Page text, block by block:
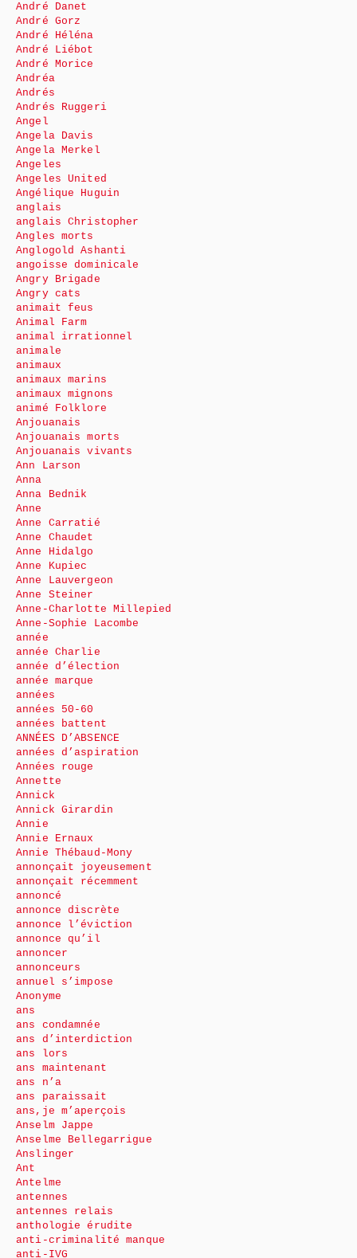
André Danet
André Gorz
André Héléna
André Liébot
André Morice
Andréa
Andrés
Andrés Ruggeri
Angel
Angela Davis
Angela Merkel
Angeles
Angeles United
Angélique Huguin
anglais
anglais Christopher
Angles morts
Anglogold Ashanti
angoisse dominicale
Angry Brigade
Angry cats
animait feus
Animal Farm
animal irrationnel
animale
animaux
animaux marins
animaux mignons
animé Folklore
Anjouanais
Anjouanais morts
Anjouanais vivants
Ann Larson
Anna
Anna Bednik
Anne
Anne Carratié
Anne Chaudet
Anne Hidalgo
Anne Kupiec
Anne Lauvergeon
Anne Steiner
Anne-Charlotte Millepied
Anne-Sophie Lacombe
année
année Charlie
année d’élection
année marque
années
années 50-60
années battent
ANNÉES D’ABSENCE
années d’aspiration
Années rouge
Annette
Annick
Annick Girardin
Annie
Annie Ernaux
Annie Thébaud-Mony
annonçait joyeusement
annonçait récemment
annoncé
annonce discrète
annonce l’éviction
annonce qu’il
annoncer
annonceurs
annuel s’impose
Anonyme
ans
ans condamnée
ans d’interdiction
ans lors
ans maintenant
ans n’a
ans paraissait
ans,je m’aperçois
Anselm Jappe
Anselme Bellegarrigue
Anslinger
Ant
Antelme
antennes
antennes relais
anthologie érudite
anti-criminalité manque
anti-IVG